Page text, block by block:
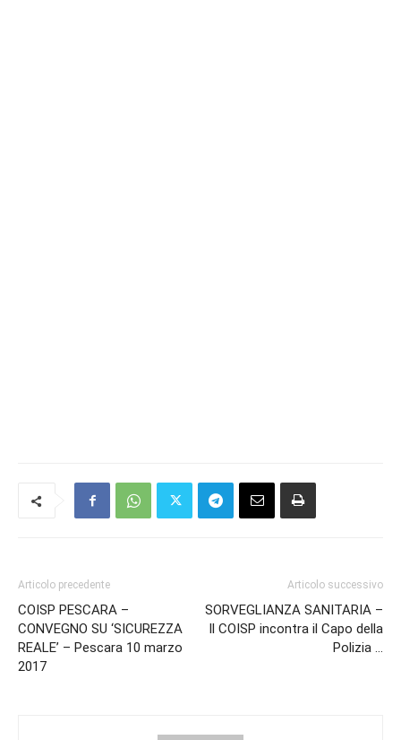
Articolo precedente
COISP PESCARA –
CONVEGNO SU ‘SICUREZZA
REALE’ – Pescara 10 marzo
2017
Articolo successivo
SORVEGLIANZA SANITARIA –
Il COISP incontra il Capo della
Polizia …